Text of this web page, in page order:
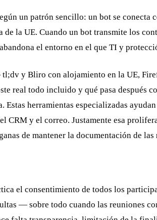
un patrón sencillo: un bot se
la UE. Cuando un bot transmite los
el entorno en el que TI y
y Bliro con alojamiento en la UE,
real todo incluido y qué pasa después
herramientas especializadas
CRM y el correo. Justamente esa
de mantener la documentación de las
el consentimiento de todos los
— sobre todo cuando las reuniones